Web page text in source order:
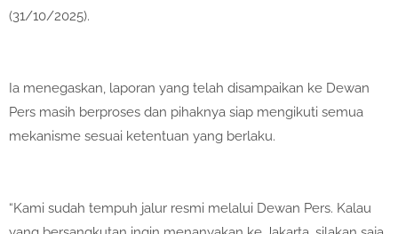
(31/10/2025).
Ia menegaskan, laporan yang telah disampaikan ke Dewan
Pers masih berproses dan pihaknya siap mengikuti semua
mekanisme sesuai ketentuan yang berlaku.
“Kami sudah tempuh jalur resmi melalui Dewan Pers. Kalau